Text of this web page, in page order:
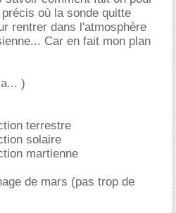
où la sonde quitte
rentrer dans l'atmosphère
Car en fait mon plan
)
terrestre
solaire
martienne
de mars (pas trop de